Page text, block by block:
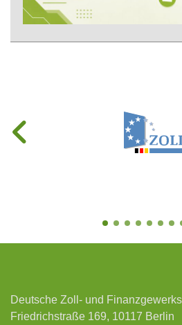
Deutsche Zoll- und
Friedrichstraße 169, 10117 Berlin